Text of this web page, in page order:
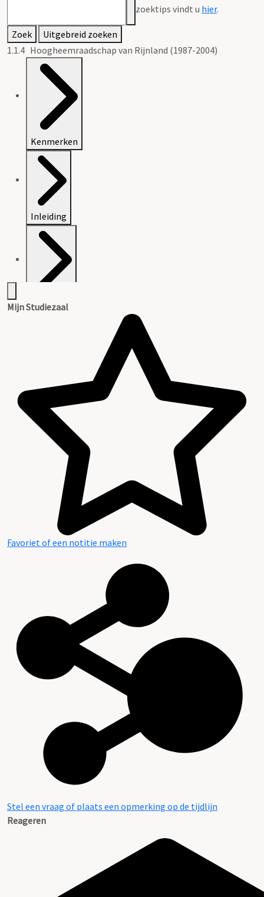
zoektips vindt u hier.
Zoek
Uitgebreid zoeken
1.1.4 Hoogheemraadschap van Rijnland (1987-2004)
Kenmerken
Inleiding
Mijn Studiezaal
Favoriet of een notitie maken
Stel een vraag of plaats een opmerking op de tijdlijn
Reageren